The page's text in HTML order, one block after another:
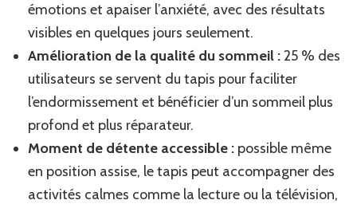
émotions et apaiser l’anxiété, avec des résultats
visibles en quelques jours seulement.
Amélioration de la qualité du sommeil :25 % des
utilisateurs se servent du tapis pour faciliter
l’endormissement et bénéficier d’un sommeil plus
profond et plus réparateur.
Moment de détente accessible : possible même
en position assise, le tapis peut accompagner des
activités calmes comme la lecture ou la télévision,